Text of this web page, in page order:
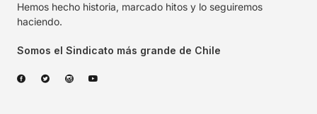
Hemos hecho historia, marcado hitos y lo seguiremos
haciendo.
Somos el Sindicato más grande de Chile